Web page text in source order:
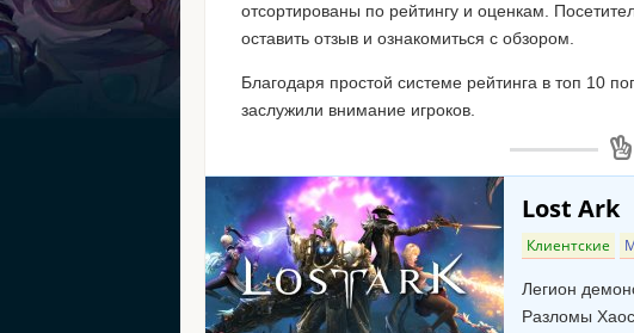
отсортированы по рейтингу и оценкам.
оставить отзыв и ознакомиться с обзором.
Благодаря простой системе рейтинга в топ 10
заслужили внимание игроков.
Lost Ark
Клиентские
Легион
Разломы